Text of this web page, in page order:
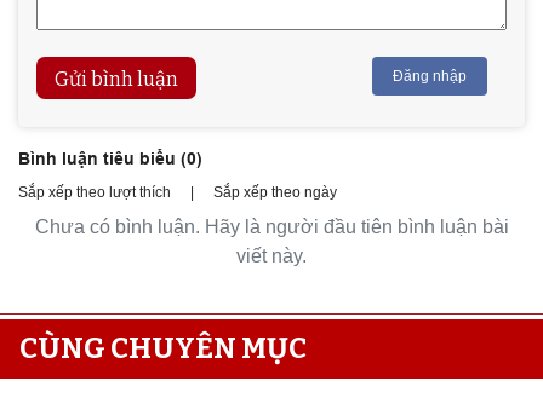
Gửi bình luận Đăng nhập
Bình luận tiêu biểu (0)
Sắp xếp theo lượt thích | Sắp xếp theo ngày
Chưa có bình luận. Hãy là người đầu tiên bình luận bài
viết này.
CÙNG CHUYÊN MỤC